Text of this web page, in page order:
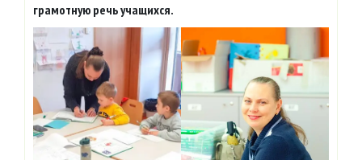
грамотную речь учащихся.